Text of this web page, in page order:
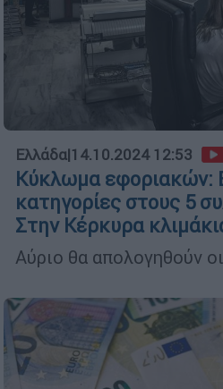
Ελλάδα|14.10.2024 12:53
Κύκλωμα εφοριακών:
κατηγορίες στους 5
Στην Κέρκυρα
Αύριο θα απολογηθούν